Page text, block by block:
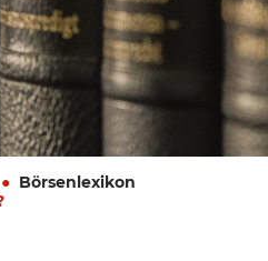
Börsenlexikon